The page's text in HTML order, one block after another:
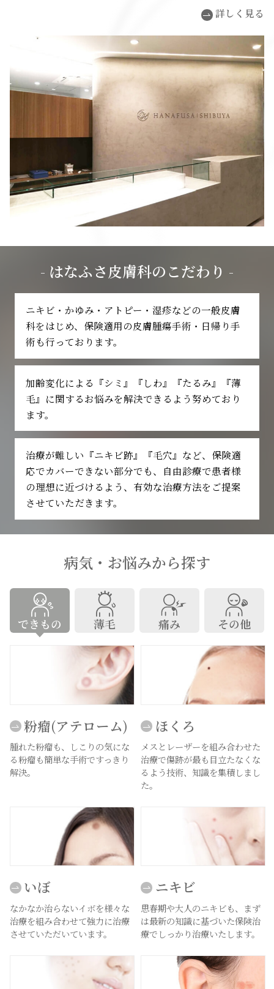
詳しく見る
- はなふさ皮膚科のこだわり -
ニキビ・かゆみ・アトピー・湿疹などの一般皮膚
科をはじめ、 保険適用の皮膚腫瘍手術・日帰り手
術も行っております。
加齢変化による『シミ』『しわ』『たるみ』『薄
毛』に関するお悩みを解決できるよう努めており
ます。
治療が難しい『ニキビ跡』『毛穴』など、保険適
応でカバーできない部分でも、自由診療で患者様
の理想に近づけるよう、 有効な治療方法をご提案
させていただきます。
病気・お悩みから探す
できもの 薄毛 痛み その他
粉瘤(アテローム)
腫れた粉瘤も、しこりの気にな
る粉瘤も簡単な手術ですっきり
解決。
ほくろ
メスとレーザーを組み合わせた
治療で傷跡が最も目立たなくな
るよう技術、知識を集積しまし
た。
いぼ
なかなか治らないイボを様々な
治療を組み合わせて強力に治療
させていただいています。
ニキビ
思春期や大人のニキビも、まず
は最新の知識に基づいた保険治
療でしっかり治療いたします。